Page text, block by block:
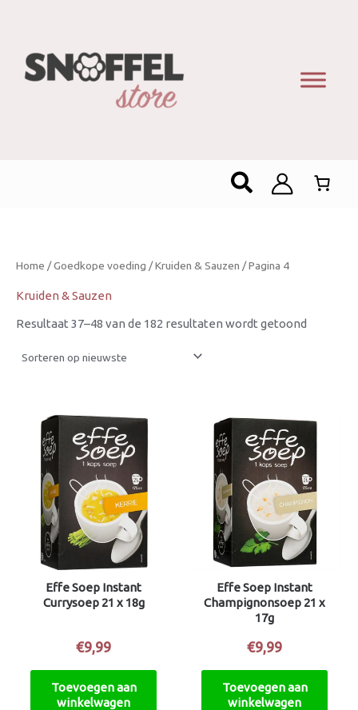
Zoeken
Home /Goedkope voeding /Kruiden & Sauzen / Pagina 4
Kruiden & Sauzen
Resultaat 37–48 van de 182 resultaten wordt getoond
Effe Soep Instant
Currysoep 21 x 18g
€9,99
Toevoegen aan
winkelwagen
Effe Soep Instant
Champignonsoep 21 x
17g
€9,99
Toevoegen aan
winkelwagen